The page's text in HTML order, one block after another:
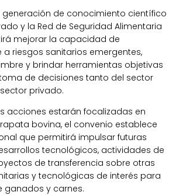
generación de conocimiento científico
y la Red de Seguridad Alimentaria
mejorar la capacidad de
riesgos sanitarios emergentes,
y brindar herramientas objetivas
de decisiones tanto del sector
privado.
acciones estarán focalizadas en
bovina, el convenio establece
que permitirá impulsar futuras
tecnológicos, actividades de
de transferencia sobre otras
y tecnológicas de interés para
y carnes.